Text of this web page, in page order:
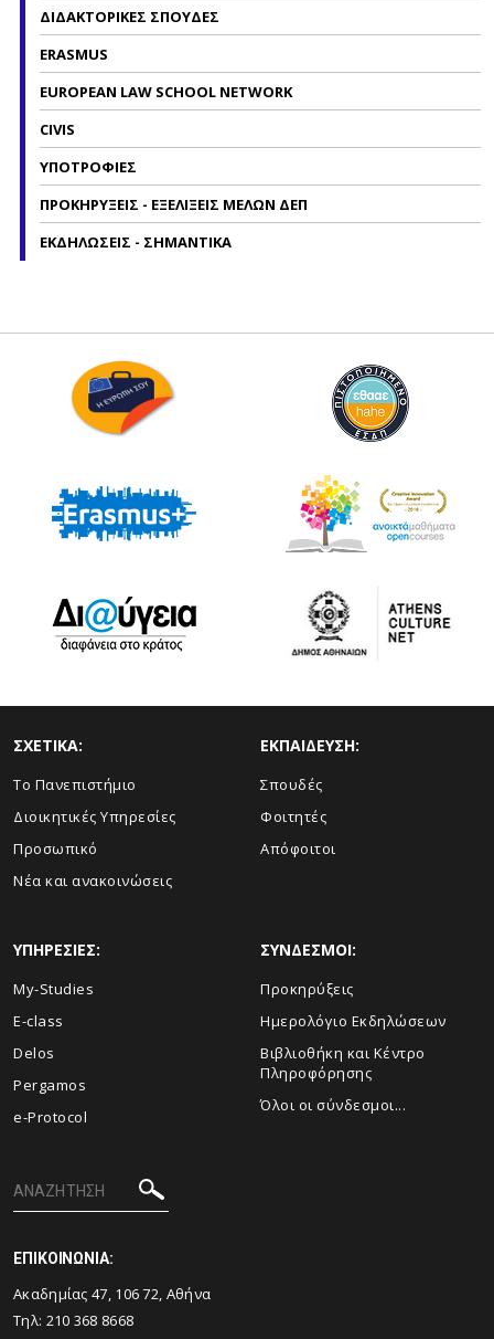
ΔΙΔΑΚΤΟΡΙΚΕΣ ΣΠΟΥΔΕΣ
ERASMUS
EUROPEAN LAW SCHOOL NETWORK
CIVIS
ΥΠΟΤΡΟΦΙΕΣ
ΠΡΟΚΗΡΥΞΕΙΣ - ΕΞΕΛΙΞΕΙΣ ΜΕΛΩΝ ΔΕΠ
ΕΚΔΗΛΩΣΕΙΣ - ΣΗΜΑΝΤΙΚΑ
ΣΧΕΤΙΚΑ:
Το Πανεπιστήμιο
Διοικητικές Υπηρεσίες
Προσωπικό
Νέα και ανακοινώσεις
ΕΚΠΑΙΔΕΥΣΗ:
Σπουδές
Φοιτητές
Απόφοιτοι
ΥΠΗΡΕΣΙΕΣ:
My-Studies
E-class
Delos
Pergamos
e-Protocol
ΣΥΝΔΕΣΜΟΙ:
Προκηρύξεις
Ημερολόγιο Εκδηλώσεων
Βιβλιοθήκη και Κέντρο
Πληροφόρησης
Όλοι οι σύνδεσμοι...
ΕΠΙΚΟΙΝΩΝΙΑ:
Ακαδημίας 47, 106 72, Αθήνα
Τηλ: 210 368 8668